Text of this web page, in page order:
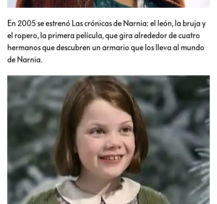
En 2005 se estrenó Las crónicas de Narnia: el león, la bruja y
el ropero, la primera película, que gira alrededor de cuatro
hermanos que descubren un armario que los lleva al mundo
de Narnia.